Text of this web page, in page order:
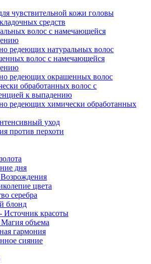
чувствительной кожи головы
средств
волос с намечающейся
редеющих натуральных волос
волос с намечающейся
редеющих окрашенных волос
обработанных волос с
к выпадению
редеющих химически обработанных
уход
против перхоти
дня
цвета
серебра
блонд
Источник красоты
объема
гармония
сияние